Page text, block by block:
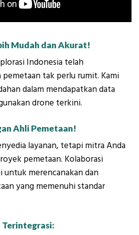
Mudah dan Akurat!
Indonesia telah
tak perlu rumit. Kami
dalam mendapatkan data
drone terkini.
Ahli Pemetaan!
layanan, tetapi mitra Anda
pemetaan. Kolaborasi
untuk merencanakan dan
yang memenuhi standar
Terintegrasi: